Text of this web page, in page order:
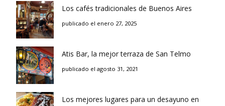
Los cafés tradicionales de Buenos Aires
publicado el enero 27, 2025
Atis Bar, la mejor terraza de San Telmo
publicado el agosto 31, 2021
Los mejores lugares para un desayuno en